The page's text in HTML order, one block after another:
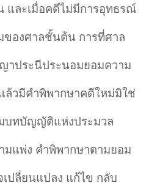
และเมื่อคดีไม่มีการอุทธรณ์
องศาลชั้นต้น การที่ศาล
าประนีประนอมยอมความ
วมีคำพิพากษาคดีใหม่มิใช่
บทบัญญัติแห่งประมวล
แพ่ง คำพิพากษาตามยอม
ปลี่ยนแปลง แก้ไข กลับ